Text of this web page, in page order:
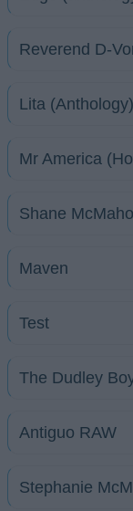
Reverend D-
Lita (Anthology)
Mr America
Shane
Maven
Test
The Dudley
Antiguo RAW
Stephanie